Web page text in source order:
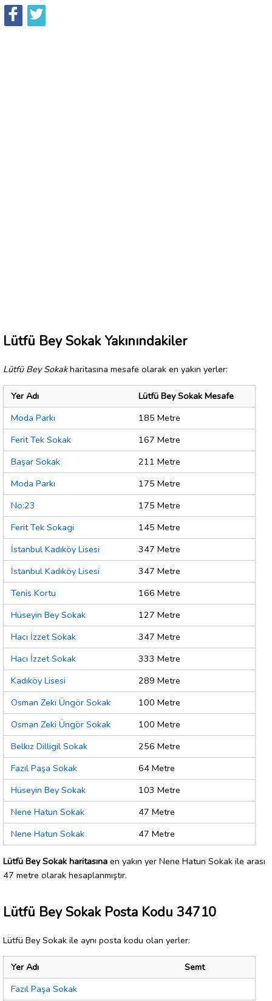
Lütfü Bey Sokak Yakınındakiler
Lütfü Bey Sokakharitasına mesafe olarak en yakın yerler:
Yer Adı
Lütfü Bey Sokak Mesafe
Moda Parkı
185 Metre
Ferit Tek Sokak
167 Metre
Başar Sokak
211 Metre
Moda Parkı
175 Metre
No:23
175 Metre
Ferit Tek Sokagi
145 Metre
İstanbul Kadıköy Lisesi
347 Metre
İstanbul Kadıköy Lisesi
347 Metre
Tenis Kortu
166 Metre
Hüseyin Bey Sokak
127 Metre
Hacı İzzet Sokak
347 Metre
Hacı İzzet Sokak
333 Metre
Kadıköy Lisesi
289 Metre
Osman Zeki Üngör Sokak
100 Metre
Osman Zeki Üngör Sokak
100 Metre
Belkız Dilligil Sokak
256 Metre
Fazıl Paşa Sokak
64 Metre
Hüseyin Bey Sokak
103 Metre
Nene Hatun Sokak
47 Metre
Nene Hatun Sokak
47 Metre
Lütfü Bey Sokak haritasına en yakın yer Nene Hatun Sokak ile arası
47 metre olarak hesaplanmıştır.
Lütfü Bey Sokak Posta Kodu 34710
Lütfü Bey Sokak ile aynı posta kodu olan yerler:
Yer Adı
Semt
Fazıl Paşa Sokak